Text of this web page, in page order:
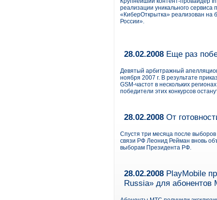
реализации уникального
«КиберОткрытка» реализован на
России».
28.02.2008 Еще раз
Девятый арбитражный
ноября 2007 г. В результате
GSM-частот в нескольких
победители этих конкурсов
28.02.2008 От
Спустя три месяца после
связи РФ Леонид Рейман вновь
выборам Президента РФ.
28.02.2008 PlayMobile
Russia» для